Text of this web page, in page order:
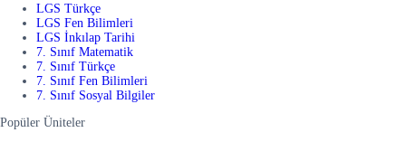
LGS Türkçe
LGS Fen Bilimleri
LGS İnkılap Tarihi
7. Sınıf Matematik
7. Sınıf Türkçe
7. Sınıf Fen Bilimleri
7. Sınıf Sosyal Bilgiler
Popüler Üniteler